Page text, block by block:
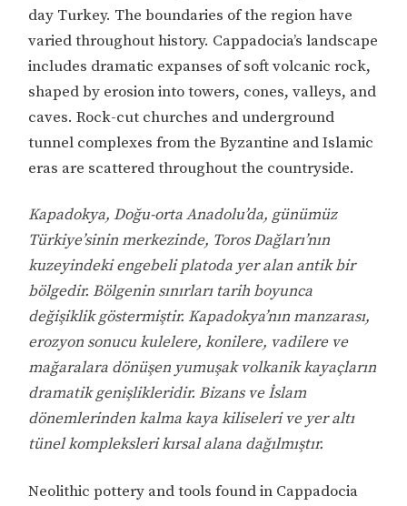
day Turkey. The boundaries of the region have
varied throughout history. Cappadocia’s landscape
includes dramatic expanses of soft volcanic rock,
shaped by erosion into towers, cones, valleys, and
caves. Rock-cut churches and underground
tunnel complexes from the Byzantine and Islamic
eras are scattered throughout the countryside.
Kapadokya, Doğu-orta Anadolu’da, günümüz
Türkiye’sinin merkezinde, Toros Dağları’nın
kuzeyindeki engebeli platoda yer alan antik bir
bölgedir. Bölgenin sınırları tarih boyunca
değişiklik göstermiştir. Kapadokya’nın manzarası,
erozyon sonucu kulelere, konilere, vadilere ve
mağaralara dönüşen yumuşak volkanik kayaçların
dramatik genişlikleridir. Bizans ve İslam
dönemlerinden kalma kaya kiliseleri ve yer altı
tünel kompleksleri kırsal alana dağılmıştır.
Neolithic pottery and tools found in Cappadocia